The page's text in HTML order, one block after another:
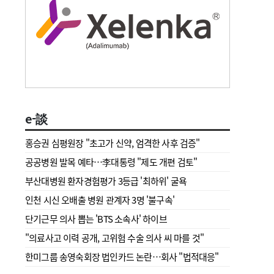
e-談
홍승권 심평원장 " 초고가 신약, 엄격한 사후 검증"
공공병원 발목 예타…李대통령 "제도 개편 검토"
부산대병원 환자경험평가 3등급 '최하위' 굴욕
인천 시신 오배출 병원 관계자 3명 '불구속'
단기근무 의사 뽑는 'BTS 소속사' 하이브
"의료사고 이력 공개, 고위험 수술 의사 씨 마를 것"
한미그룹 송영숙회장 법인카드 논란…회사 "법적대응"